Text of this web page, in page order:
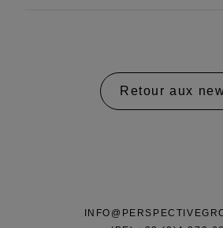
Retour aux